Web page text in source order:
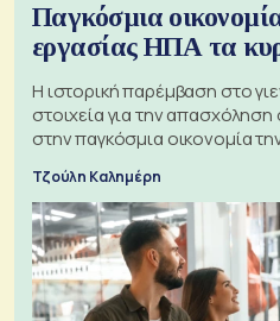
Παγκόσμια
εργασίας ΗΠΑ τα
Η ιστορική παρέμβαση στο
στοιχεία για την
στην παγκόσμια οικονομία
Τζούλη Καλημέρη